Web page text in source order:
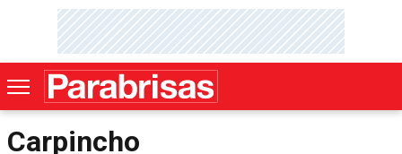
Carpincho